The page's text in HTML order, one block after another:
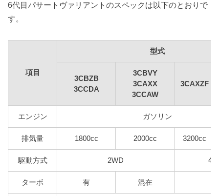
6代目パサートヴァリアントのスペックは以下のとおりで
す。
項目
型式
3CBZB
3CCDA
3CBVY
3CAXX
3CCAW
3CAXZF
エンジン ガソリン
排気量 1800cc 2000cc 3200cc
駆動方式 2WD
ターボ 有 混在